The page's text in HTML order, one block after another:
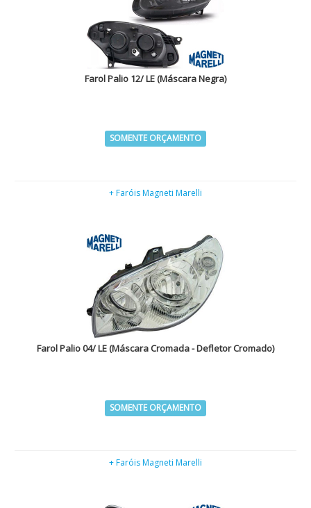
Farol Palio 12/ LE (Máscara Negra)
SOMENTE ORÇAMENTO
+ Faróis Magneti Marelli
Farol Palio 04/ LE (Máscara Cromada - Defletor Cromado)
SOMENTE ORÇAMENTO
+ Faróis Magneti Marelli